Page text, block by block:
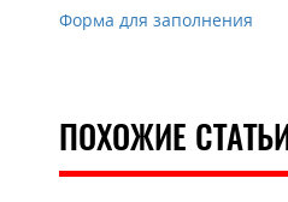
Форма для заполнения
ПОХОЖИЕ СТАТЬИ